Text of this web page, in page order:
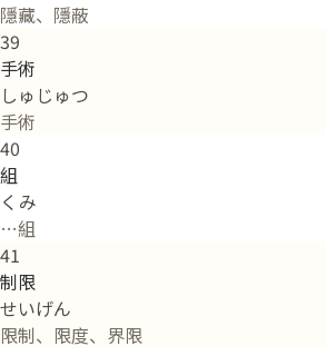
隱藏、隱蔽
39
手術
しゅじゅつ
手術
40
組
くみ
…組
41
制限
せいげん
限制、限度、界限